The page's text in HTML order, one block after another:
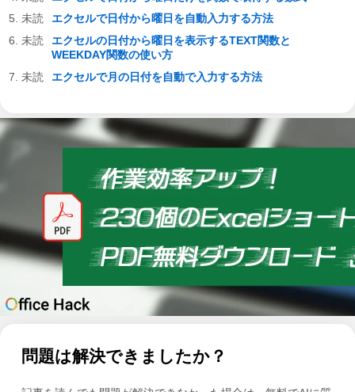
エクセルで日付から曜日を自動入力する方法
エクセルの日付から曜日を表示するTEXT関数と
WEEKDAY関数の使い方
エクセルで月の日付を自動で入力する方法
問題は解決できましたか？